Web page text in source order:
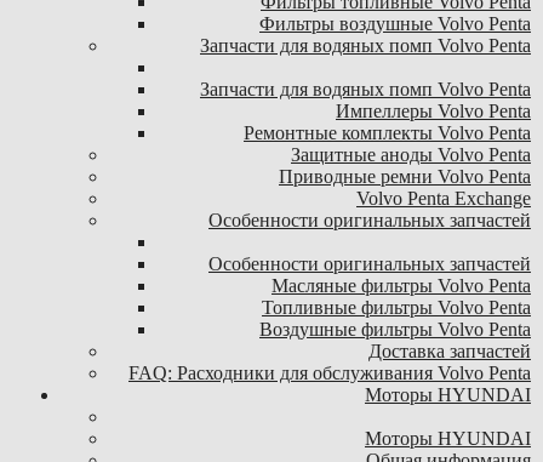
Фильтры воздушные Volvo Penta
Запчасти для водяных помп Volvo Penta
Запчасти для водяных помп Volvo Penta
Импеллеры Volvo Penta
Ремонтные комплекты Volvo Penta
Защитные аноды Volvo Penta
Приводные ремни Volvo Penta
Volvo Penta Exchange
Особенности оригинальных запчастей
Особенности оригинальных запчастей
Масляные фильтры Volvo Penta
Топливные фильтры Volvo Penta
Воздушные фильтры Volvo Penta
Доставка запчастей
FAQ: Расходники для обслуживания Volvo Penta
Моторы HYUNDAI
Моторы HYUNDAI